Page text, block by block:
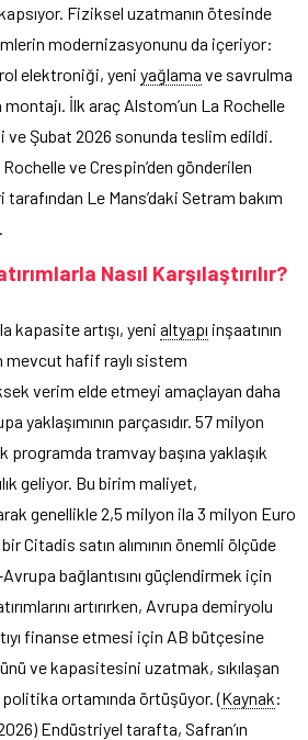
kapsıyor. Fiziksel uzatmanın ötesinde
modernizasyonunu da içeriyor:
elektroniği, yeni yağlama ve savrulma
İlk araç Alstom’un La Rochelle
Şubat 2026 sonunda teslim edildi.
ve Crespin’den gönderilen
Le Mans’daki Setram bakım
Nasıl Karşılaştırılır?
kapasite artışı, yeni altyapı inşaatının
mevcut hafif raylı sistem
verim elde etmeyi amaçlayan daha
yaklaşımının parçasıdır. 57 milyon
programda tramvay başına yaklaşık
geliyor. Bu birim maliyet,
genellikle 2,5 milyon ila 3 milyon Euro
Citadis satın alımının önemli ölçüde
bağlantısını güçlendirmek için
artırırken, Avrupa demiryolu
finanse etmesi için AB bütçesine
ve kapasitesini uzatmak, sıkılaşan
ortamında örtüşüyor. (Kaynak:
Endüstriyel tarafta, Safran’ın